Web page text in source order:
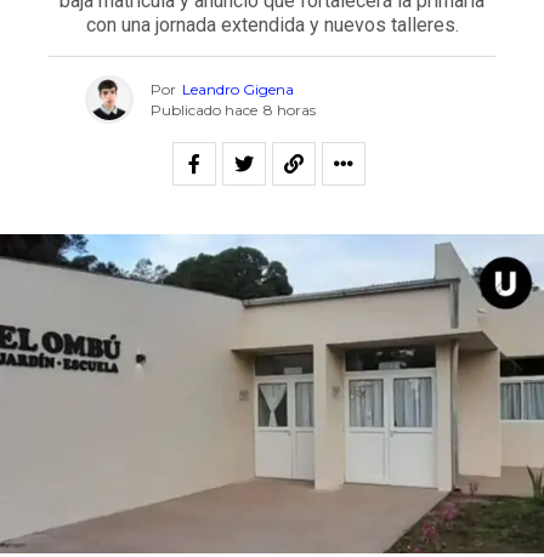
con una jornada extendida y nuevos talleres.
Por Leandro Gigena
Publicado hace 8 horas